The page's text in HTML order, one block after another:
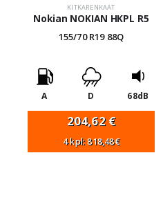
KITKARENKAAT
Nokian NOKIAN HKPL R5
155/70 R19 88Q
A D 68dB
204,62 €
4 kpl: 818,48€